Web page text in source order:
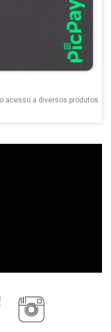
acesso a diversos produtos